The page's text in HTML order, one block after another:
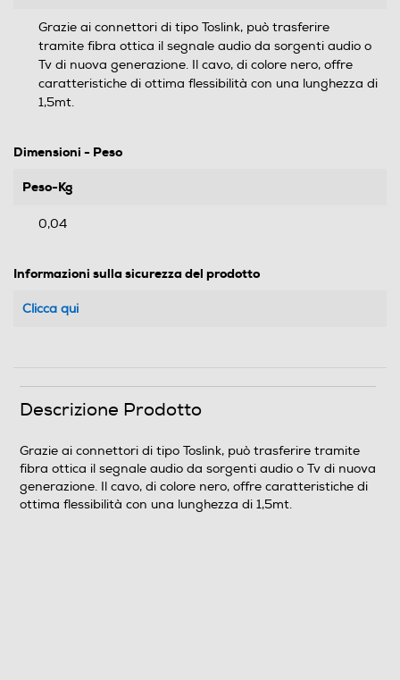
Grazie ai connettori di tipo Toslink, può trasferire
tramite fibra ottica il segnale audio da sorgenti audio o
Tv di nuova generazione. Il cavo, di colore nero, offre
caratteristiche di ottima flessibilità con una lunghezza di
1,5mt.
Dimensioni - Peso
Peso-Kg
0,04
Informazioni sulla sicurezza del prodotto
Clicca qui
Descrizione Prodotto
Grazie ai connettori di tipo Toslink, può trasferire tramite
fibra ottica il segnale audio da sorgenti audio o Tv di nuova
generazione. Il cavo, di colore nero, offre caratteristiche di
ottima flessibilità con una lunghezza di 1,5mt.